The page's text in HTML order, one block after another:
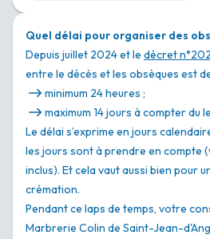
Quel délai pour organiser des
Depuis juillet 2024 et le décret
entre le décès et les obsèques est
minimum 24 heures ;
maximum 14 jours à compter du
Le délai s’exprime en jours
les jours sont à prendre en compte
inclus). Et cela vaut aussi bien pour
crémation.
Pendant ce laps de temps, votre
Marbrerie Colin de Saint-Jean-